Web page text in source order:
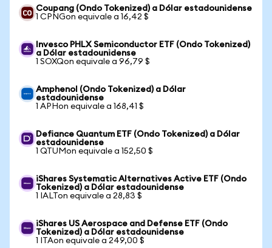
Coupang (Ondo Tokenized) a Dólar estadounidense
1 CPNGon equivale a 16,42 $
Invesco PHLX Semiconductor ETF (Ondo Tokenized)
a Dólar estadounidense
1 SOXQon equivale a 96,79 $
Amphenol (Ondo Tokenized) a Dólar
estadounidense
1 APHon equivale a 168,41 $
Defiance Quantum ETF (Ondo Tokenized) a Dólar
estadounidense
1 QTUMon equivale a 152,50 $
iShares Systematic Alternatives Active ETF (Ondo
Tokenized) a Dólar estadounidense
1 IALTon equivale a 28,83 $
iShares US Aerospace and Defense ETF (Ondo
Tokenized) a Dólar estadounidense
1 ITAon equivale a 249,00 $